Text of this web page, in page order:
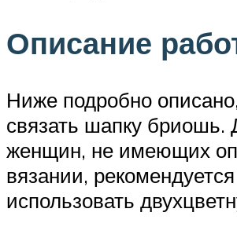
Описание
Ниже подробно
связать шапку бриошь.
женщин, не имеющих
вязании, рекомендуется
использовать